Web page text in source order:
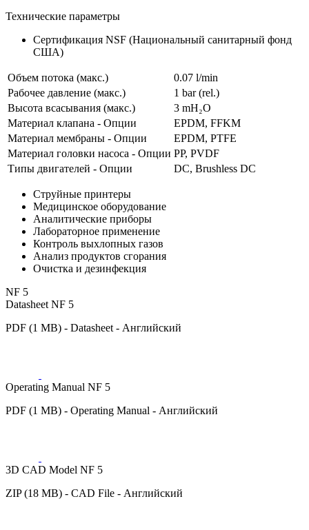
Технические параметры
Сертификация NSF (Национальный санитарный фонд
США)
Объем потока (макс.)
0.07 l/min
Рабочее давление (макс.)
1 bar (rel.)
Высота всасывания (макс.)
3 mH₂O
Материал клапана - Опции
EPDM, FFKM
Материал мембраны - Опции
EPDM, PTFE
Материал головки насоса - Опции PP, PVDF
Типы двигателей - Опции
DC, Brushless DC
Струйные принтеры
Медицинское оборудование
Аналитические приборы
Лабораторное применение
Контроль выхлопных газов
Анализ продуктов сгорания
Очистка и дезинфекция
NF 5
Datasheet NF 5
PDF (1 MB) - Datasheet - Английский
Operating Manual NF 5
PDF (1 MB) - Operating Manual - Английский
3D CAD Model NF 5
ZIP (18 MB) - CAD File - Английский